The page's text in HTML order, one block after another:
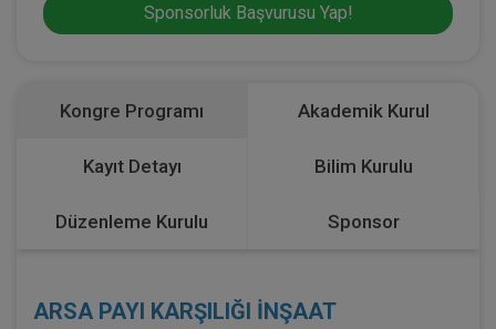
Sponsorluk Başvurusu Yap!
Kongre Programı Akademik Kurul
Kayıt Detayı Bilim Kurulu
Düzenleme Kurulu Sponsor
ARSA PAYI KARŞILIĞI İNŞAAT